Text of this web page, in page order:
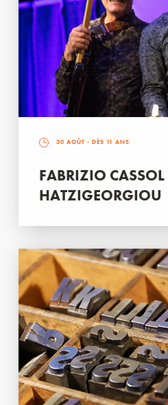
30 AOÛT - DÈS 11 ANS
FABRIZIO
HATZIGEORGIOU